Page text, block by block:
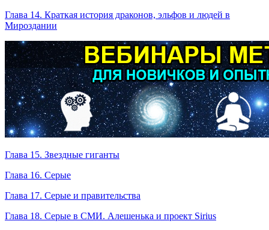
Глава 14. Краткая история драконов, эльфов и людей в
Мироздании
Глава 15. Звездные гиганты
Глава 16. Серые
Глава 17. Серые и правительства
Глава 18. Серые в СМИ. Алешенька и проект Sirius